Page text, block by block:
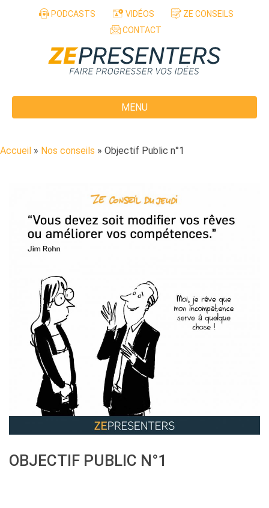
Aller au contenu
PODCASTS VIDÉOS
ZE CONSEILS
CONTACT
MENU
Accueil » Nos conseils » Objectif Public n°1
OBJECTIF PUBLIC N°1